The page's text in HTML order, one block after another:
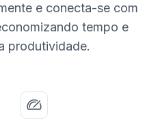
e conecta-se com
tempo e
produtividade.